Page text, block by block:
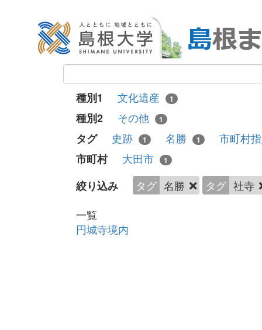
種別1 文化遺産 1
種別2 その他 1
タグ 史跡 1 名勝 1
市町村
市町村
大田市 1
絞り込み タグ 名勝 タグ 社寺
一覧
円城寺境内